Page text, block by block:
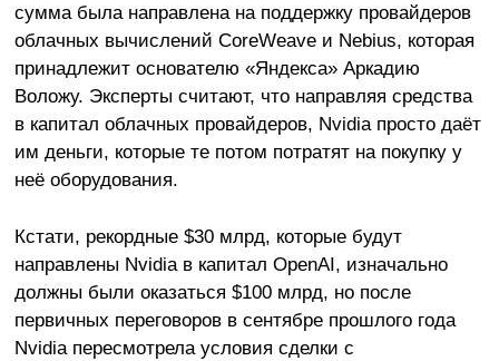
сумма была направлена на поддержку провайдеров
облачных вычислений CoreWeave и Nebius, которая
принадлежит основателю «Яндекса» Аркадию
Воложу. Эксперты считают, что направляя средства
в капитал облачных провайдеров, Nvidia просто даёт
им деньги, которые те потом потратят на покупку у
неё оборудования.
Кстати, рекордные $30 млрд, которые будут
направлены Nvidia в капитал OpenAI, изначально
должны были оказаться $100 млрд, но после
первичных переговоров в сентябре прошлого года
Nvidia пересмотрела условия сделки с